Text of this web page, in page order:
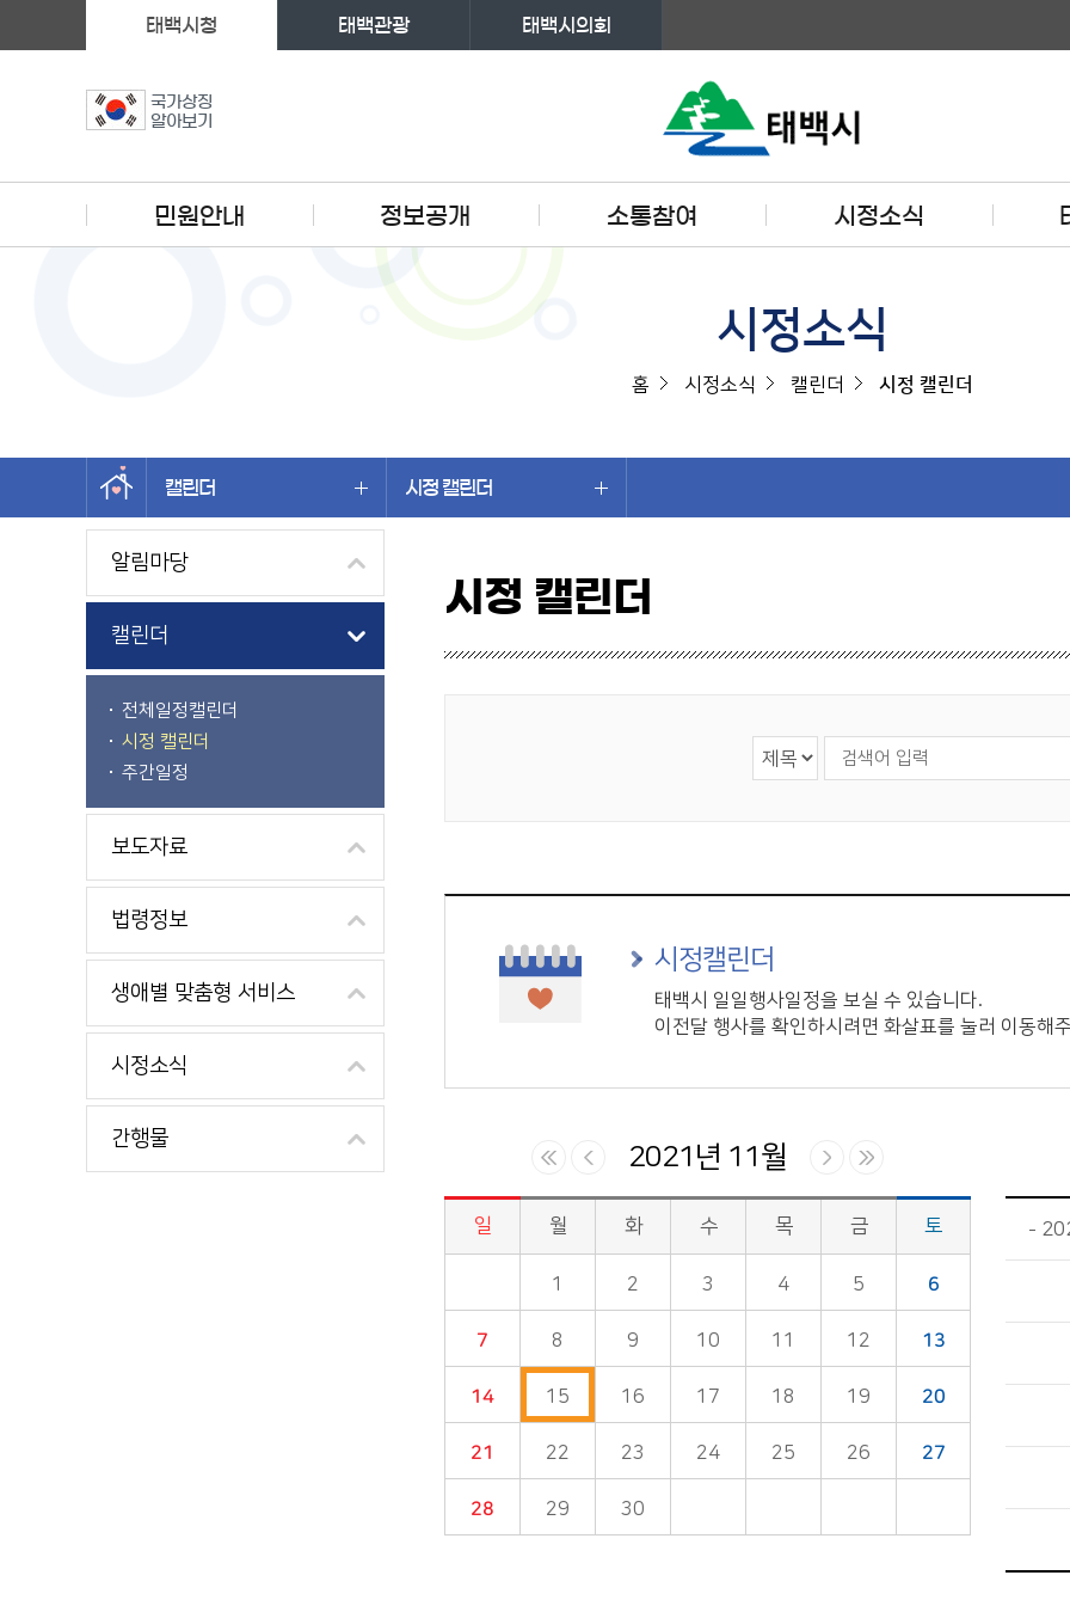
국가상징
알아보기
태백시청 태백관광 태백시의회
민원안내 정보공개 소통참여 시정소식
시정소식
홈 시정소식 캘린더 시정 캘린더
캘린더 시정 캘린더
왼쪽메뉴
알림마당
캘린더
전체일정캘린더
시정 캘린더
주간일정
보도자료
법령정보
생애별 맞춤형 서비스
시정소식
간행물
시정 캘린더
시정캘린더
태백시 일일행사일정을 보실 수 있습니다.
이전달 행사를 확인하시려면 화살표를 눌러 이동해
2021년 11월
시정소식>시정 캘린더 게시판의 (2021년 11월) 달력형태로 일정명, 일정내용을 제공합니다.
일 월 화 수 목 금 토
1 2 3 4 5 6
7 8 9 10 11 12 13
14 15 16 17 18 19 20
21 22 23 24 25 26 27
28 29 30